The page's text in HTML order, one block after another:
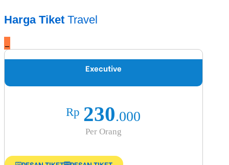
Harga Tiket Travel
_
Executive
Rp 230.000
Per Orang